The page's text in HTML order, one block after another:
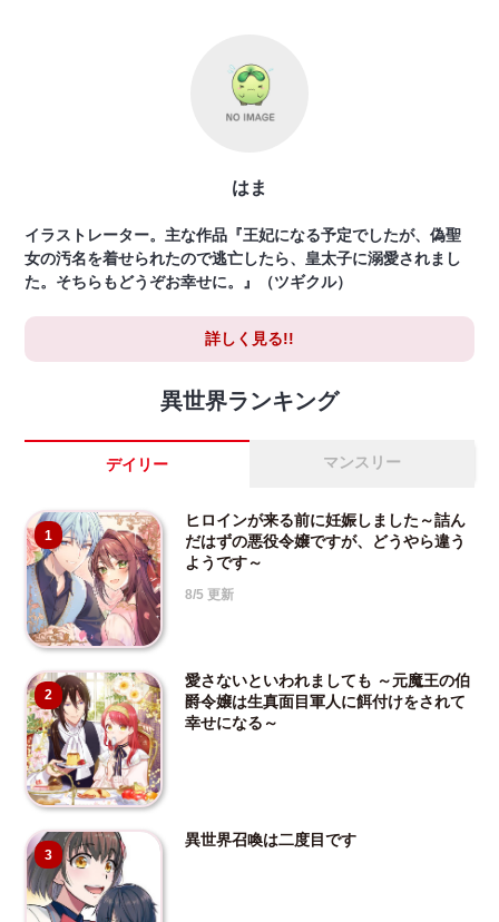
はま
イラストレーター。主な作品『王妃になる予定でしたが、偽聖
女の汚名を着せられたので逃亡したら、皇太子に溺愛されまし
た。そちらもどうぞお幸せに。』（ツギクル）
詳しく見る!!
異世界ランキング
デイリー マンスリー
1
ヒロインが来る前に妊娠しました～詰ん
だはずの悪役令嬢ですが、どうやら違う
ようです～
8/5 更新
2
愛さないといわれましても ～元魔王の伯
爵令嬢は生真面目軍人に餌付けをされて
幸せになる～
3
異世界召喚は二度目です